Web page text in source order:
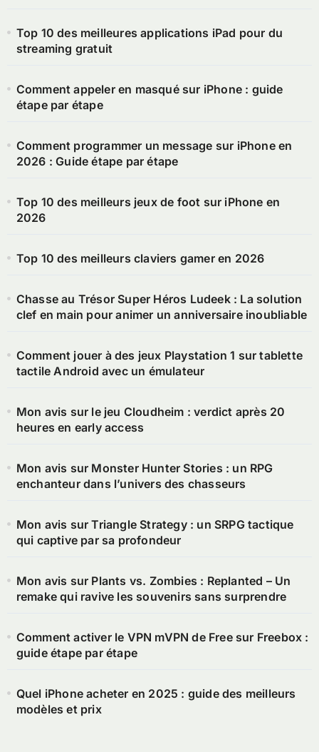
Top 10 des meilleures applications iPad pour du
streaming gratuit
Comment appeler en masqué sur iPhone : guide
étape par étape
Comment programmer un message sur iPhone en
2026 : Guide étape par étape
Top 10 des meilleurs jeux de foot sur iPhone en
2026
Top 10 des meilleurs claviers gamer en 2026
Chasse au Trésor Super Héros Ludeek : La solution
clef en main pour animer un anniversaire inoubliable
Comment jouer à des jeux Playstation 1 sur tablette
tactile Android avec un émulateur
Mon avis sur le jeu Cloudheim : verdict après 20
heures en early access
Mon avis sur Monster Hunter Stories : un RPG
enchanteur dans l’univers des chasseurs
Mon avis sur Triangle Strategy : un SRPG tactique
qui captive par sa profondeur
Mon avis sur Plants vs. Zombies : Replanted – Un
remake qui ravive les souvenirs sans surprendre
Comment activer le VPN mVPN de Free sur Freebox :
guide étape par étape
Quel iPhone acheter en 2025 : guide des meilleurs
modèles et prix